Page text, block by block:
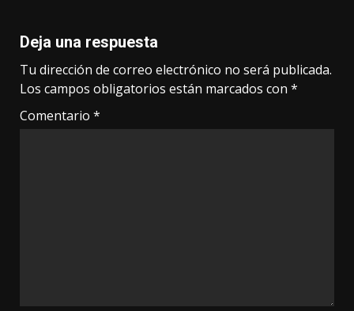
Deja una respuesta
Tu dirección de correo electrónico no será publicada.
Los campos obligatorios están marcados con *
Comentario *